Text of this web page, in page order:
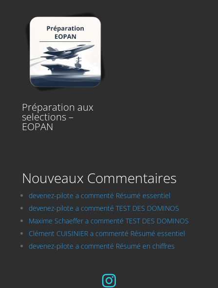
Préparation aux
selections –
EOPAN
Nouveaux Commentaires
devenez-pilote a commenté Résumé essentiel
devenez-pilote a commenté TEST DES DOMINOS
Maxime Schaeffer a commenté TEST DES DOMINOS
Clément CUISINIER a commenté Résumé essentiel
devenez-pilote a commenté Résumé en chiffres
